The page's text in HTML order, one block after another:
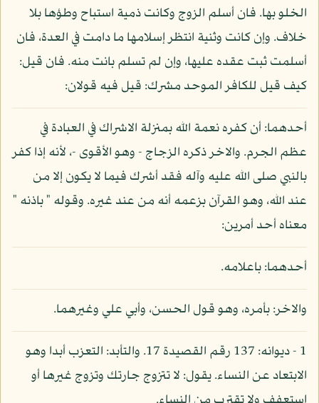
الخلو بها. فان أسلم الزوج وكانت ذمية استباح وطؤها بلا
خلاف. وإن كانت وثنية انتظر إسلامها ما دامت في العدة، فان
أسلمت ثبت عقده عليها، وإن لم تسلم بانت منه. فان قيل:
كيف قيل للكافر الموحد مشرك: قيل فيه قولان:
أحدهما: أن كفره نعمة الله بمنزلة الاشراك في العبادة في
عظم الجرم. والاخر ذكره الزجاج - وهو الأقوى -، لأنه إذا كفر
بالنبي صلى الله عليه وآله فقد أشرك فيما لا يكون إلا من
عند الله، وهو القرآن بزعمه أنه من عند غيره. وقوله " باذنه "
معناه أحد أمرين:
أحدهما: باعلامه.
والاخر: بأمره، وهو قول الحسن، وأبي علي وغيرهما.
1 - ديوانه: 137 رقم القصيدة 17. والتأبد: التعزب أبدا وهو
الابتعاد عن النساء. يقول: لا تتزوج جارتك وتزوج غيرها أو